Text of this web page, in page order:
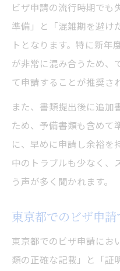
ビザ申請の流行時期でも
準備」と「混雑期を避け
トとなります。特に新年
が非常に混み合うため、
て申請することが推奨さ
また、書類提出後に追加
ため、予備書類も含めて
に、早めに申請し余裕を
中のトラブルも少なく、
う声が多く聞かれます。
東京都でのビザ申
東京都でのビザ申請にお
類の正確な記載」と「証